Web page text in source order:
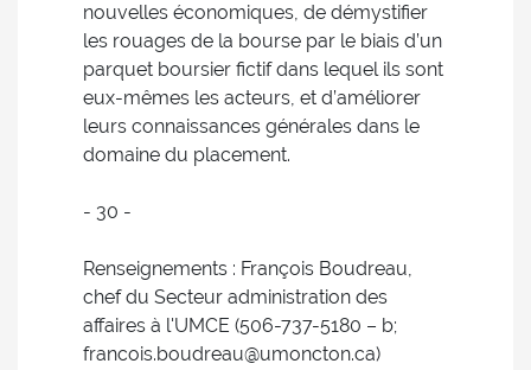
nouvelles économiques, de démystifier
les rouages de la bourse par le biais d’un
parquet boursier fictif dans lequel ils sont
eux-mêmes les acteurs, et d’améliorer
leurs connaissances générales dans le
domaine du placement.
- 30 -
Renseignements : François Boudreau,
chef du Secteur administration des
affaires à l'UMCE (506-737-5180 – b;
francois.boudreau@umoncton.ca)